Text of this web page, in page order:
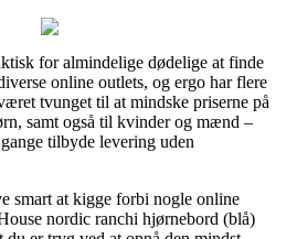
for almindelige dødelige at finde
online outlets, og ergo har flere
tvunget til at mindske priserne på
samt også til kvinder og mænd –
tilbyde levering uden
smart at kigge forbi nogle online
nordic ranchi hjørnebord (blå)